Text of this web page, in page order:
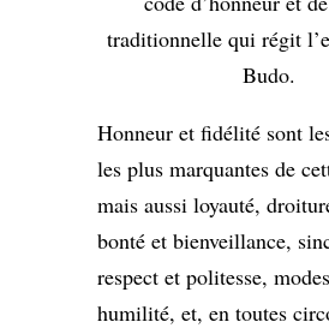
traditionnelle qui régit
Budo.
Honneur et fidélité sont
les plus marquantes de
mais aussi loyauté,
bonté et bienveillance,
respect et politesse,
humilité, et, en toutes